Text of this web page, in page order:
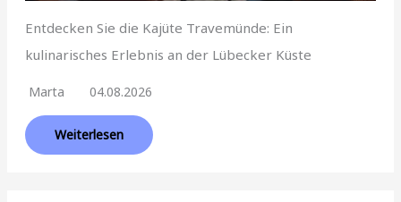
Entdecken Sie die Kajüte Travemünde: Ein
kulinarisches Erlebnis an der Lübecker Küste
Marta 04.08.2026
Weiterlesen